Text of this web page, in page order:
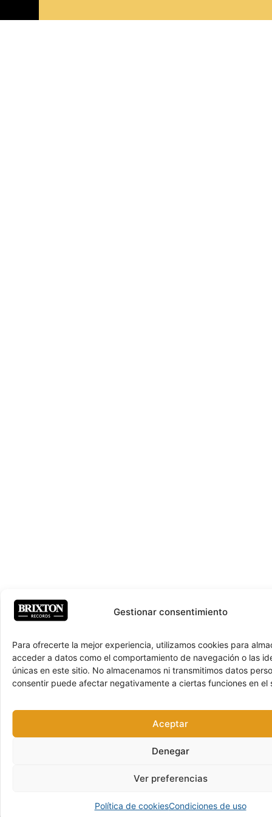
Gestionar consentimiento
Para ofrecerte la mejor experiencia, utilizamos cookies para
acceder a datos como el comportamiento de navegación o las
únicas en este sitio. No almacenamos ni transmitimos datos
consentir puede afectar negativamente a ciertas funciones en el
Aceptar
Denegar
Ver preferencias
Política de cookiesCondiciones de uso